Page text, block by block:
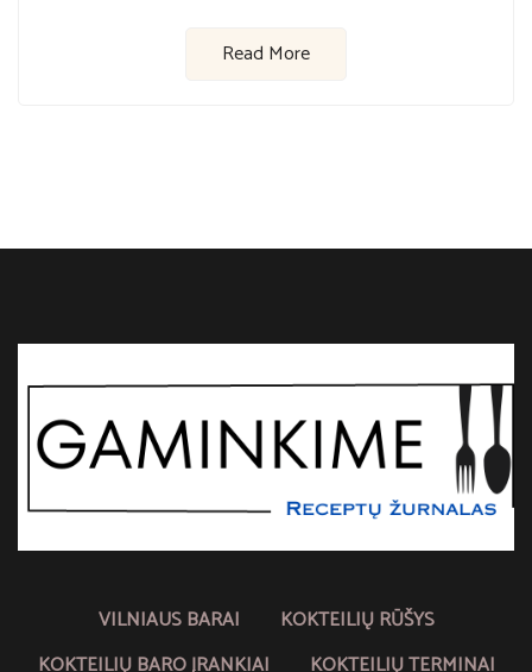
Read More
VILNIAUS BARAI
KOKTEILIŲ RŪŠYS
KOKTEILIŲ BARO ĮRANKIAI
KOKTEILIŲ TERMINAI